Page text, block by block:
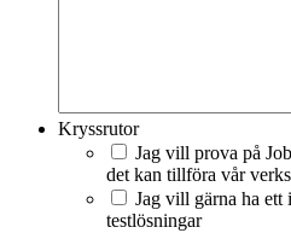
Kryssrutor
Jag vill prova på
det kan tillföra vår
Jag vill gärna ha ett
testlösningar